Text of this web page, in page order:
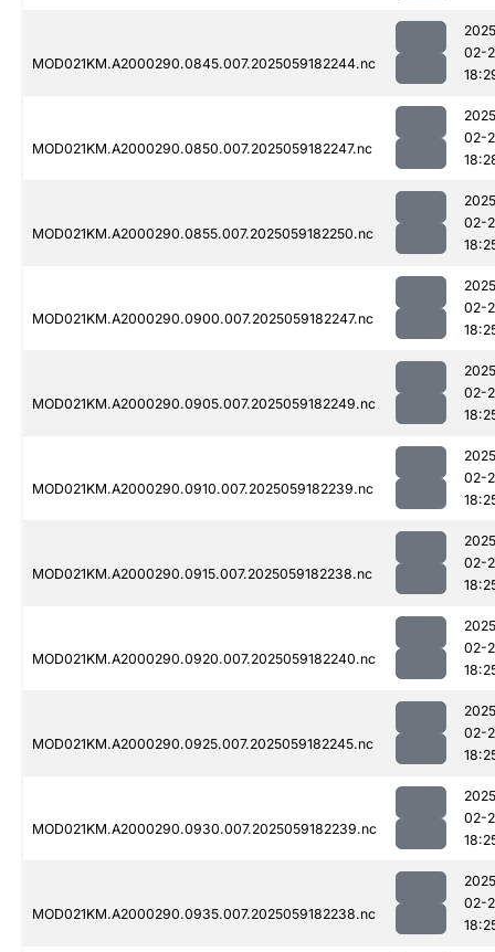
MOD021KM.A2000290.0845.007.2025059182244.nc
02-
MOD021KM.A2000290.0850.007.2025059182247.nc
02-
MOD021KM.A2000290.0855.007.2025059182250.nc
02-
MOD021KM.A2000290.0900.007.2025059182247.nc
02-
MOD021KM.A2000290.0905.007.2025059182249.nc
02-
MOD021KM.A2000290.0910.007.2025059182239.nc
02-
MOD021KM.A2000290.0915.007.2025059182238.nc
02-
MOD021KM.A2000290.0920.007.2025059182240.nc
02-
MOD021KM.A2000290.0925.007.2025059182245.nc
02-
MOD021KM.A2000290.0930.007.2025059182239.nc
02-
MOD021KM.A2000290.0935.007.2025059182238.nc
02-